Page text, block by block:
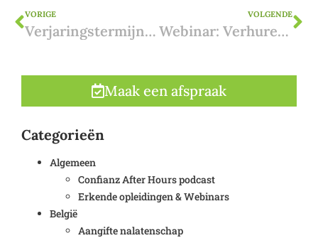
VORIGE
Verjaringstermijnen voor bouwovertredingen op Ibiza
VOLGENDE
Webinar: Verhuren in Spanje – Welke optie past bij u?
Maak een afspraak
Categorieën
Algemeen
Confianz After Hours podcast
Erkende opleidingen & Webinars
België
Aangifte nalatenschap